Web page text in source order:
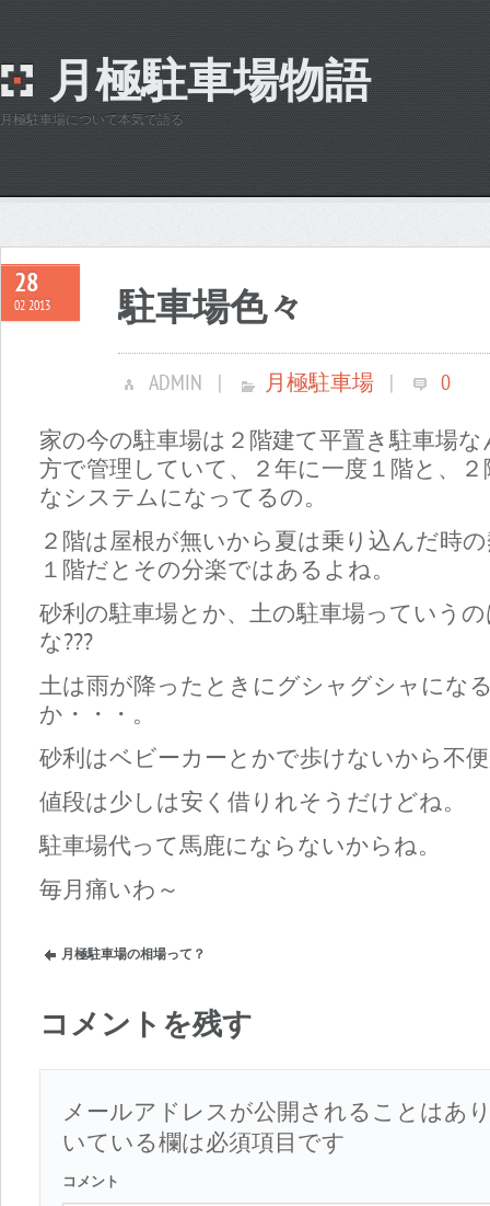
月極駐車場物語
月極駐車場について本気で語る
28
02 2013 駐車場色々
ADMIN 月極駐車場 0
家の今の駐車場は２階建て平置き駐車場
方で管理していて、２年に一度１階と、
なシステムになってるの。
２階は屋根が無いから夏は乗り込んだ時
１階だとその分楽ではあるよね。
砂利の駐車場とか、土の駐車場っていう
な???
土は雨が降ったときにグシャグシャにな
か・・・。
砂利はベビーカーとかで歩けないから不
値段は少しは安く借りれそうだけどね。
駐車場代って馬鹿にならないからね。
毎月痛いわ～
月極駐車場の相場って？
コメントを残す
メールアドレスが公開されることはあ
いている欄は必須項目です
コメント